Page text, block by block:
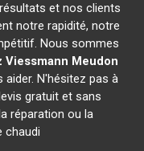
et nos clients
notre rapidité, notre
Nous sommes
Viessmann Meudon
N'hésitez pas à
gratuit et sans
réparation ou la
chaudi